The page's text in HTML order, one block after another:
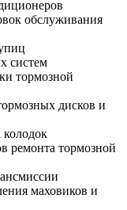
обслуживания
систем
тормозной
дисков и
ремонта тормозной
маховиков и